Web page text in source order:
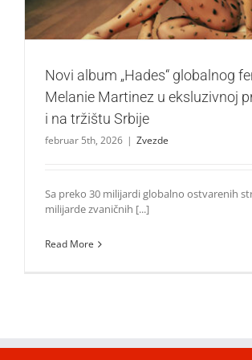
Novi album „Hades“ globalnog
Melanie Martinez u eksluzivnoj
i na tržištu Srbije
februar 5th, 2026 | Zvezde
Sa preko 30 milijardi globalno ostvarenih
milijarde zvaničnih [...]
Read More